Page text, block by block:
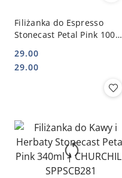
Filiżanka do Espresso
Stonecast Petal Pink 100ml
Cena:
29.00
Cena:
29.00